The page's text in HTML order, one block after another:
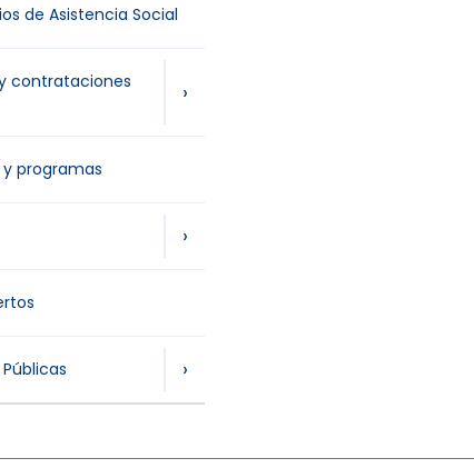
de Asistencia Social
contrataciones
›
programas
›
›